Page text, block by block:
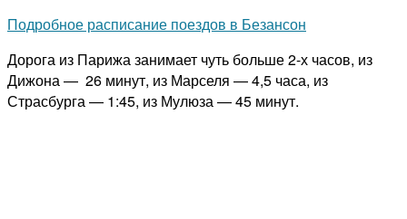
Подробное расписание поездов в Безансон
Дорога из Парижа занимает чуть больше 2-х часов, из
Дижона — 26 минут, из Марселя — 4,5 часа, из
Страсбурга — 1:45, из Мулюза — 45 минут.